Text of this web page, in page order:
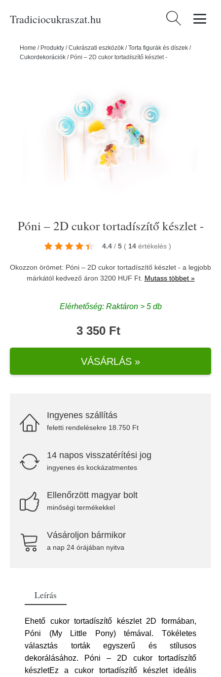
Tradiciocukraszat.hu Keresés:
Home / Produkty /Cukrászati eszközök /Torta figurák és díszek /
Cukordekorációk / Póni – 2D cukor tortadíszítő készlet -
Póni – 2D cukor tortadíszítő készlet -
4.4 / 5 ( 14 értékelés )
Okozzon örömet: Póni – 2D cukor tortadíszítő készlet - a legjobb
márkától kedvező áron 3200 HUF Ft. Mutass többet »
Elérhetőség: Raktáron > 5 db
3 350 Ft
VÁSÁRLÁS »
Ingyenes szállítás
feletti rendelésekre 18.750 Ft
14 napos visszatérítési jog
ingyenes és kockázatmentes
Ellenőrzött magyar bolt
minőségi termékekkel
Vásároljon bármikor
a nap 24 órájában nyitva
Leírás
Ehető cukor tortadíszítő készlet 2D formában,
Póni (My Little Pony) témával. Tökéletes
választás torták egyszerű és stílusos
dekorálásához. Póni – 2D cukor tortadíszítő
készletEz a cukor tortadíszítő készlet ideális